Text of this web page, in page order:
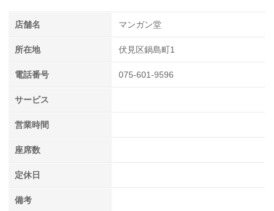
店舗名 マンガン堂
所在地 伏見区鍋島町1
電話番号 075-601-9596
サービス
営業時間
座席数
定休日
備考